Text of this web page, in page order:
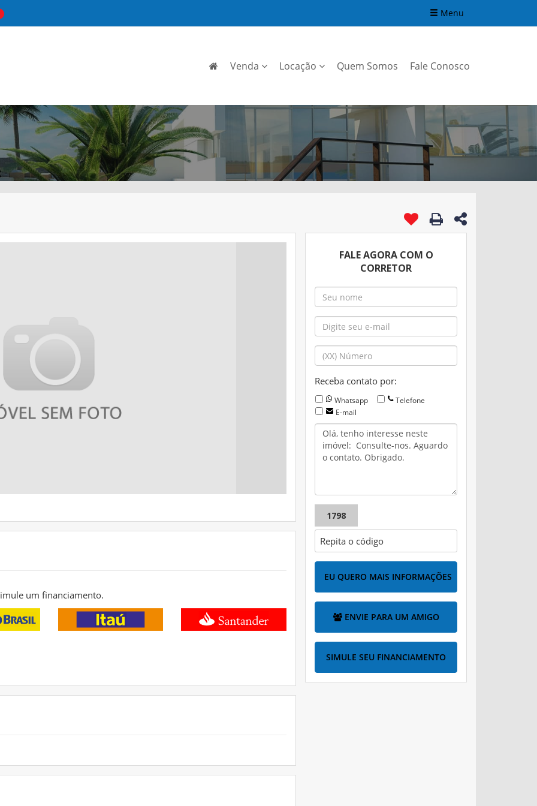
Menu
Venda Locação Quem Somos Fale Conosco
um financiamento.
FALE AGORA COM O
CORRETOR
Receba contato por:
Whatsapp
Telefone
E-mail
1798
EU QUERO MAIS INFORMAÇÕES
ENVIE PARA UM AMIGO
SIMULE SEU FINANCIAMENTO